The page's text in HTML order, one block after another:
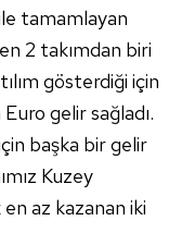
tamamlayan
2 takımdan biri
gösterdiği için
gelir sağladı.
başka bir gelir
Kuzey
az kazanan iki